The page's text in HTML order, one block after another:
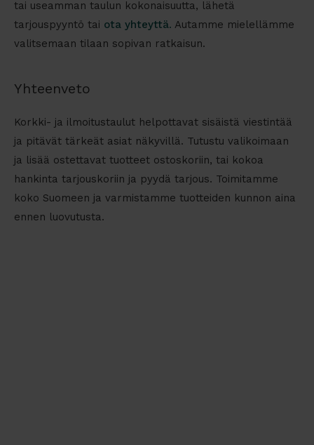
tai useamman taulun kokonaisuutta, lähetä
tarjouspyyntö tai ota yhteyttä. Autamme mielellämme
valitsemaan tilaan sopivan ratkaisun.
Yhteenveto
Korkki- ja ilmoitustaulut helpottavat sisäistä viestintää
ja pitävät tärkeät asiat näkyvillä. Tutustu valikoimaan
ja lisää ostettavat tuotteet ostoskoriin, tai kokoa
hankinta tarjouskoriin ja pyydä tarjous. Toimitamme
koko Suomeen ja varmistamme tuotteiden kunnon aina
ennen luovutusta.